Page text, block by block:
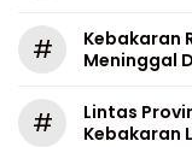
#
Kebakaran
Meninggal
#
Lintas
Kebakaran